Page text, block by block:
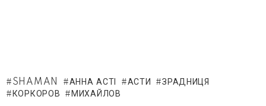
SHAMAN АННА АСТІ АСТИ
ЗРАДНИЦЯ
КОРКОРОВ
МИХАЙЛОВ